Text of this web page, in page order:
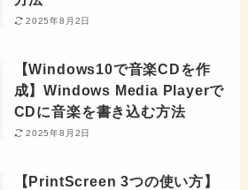
2025年8月2日
【Windows10で音楽CDを作
成】Windows Media Playerで
CDに音楽を書き込む方法
2025年8月2日
【PrintScreen 3つの使い方】